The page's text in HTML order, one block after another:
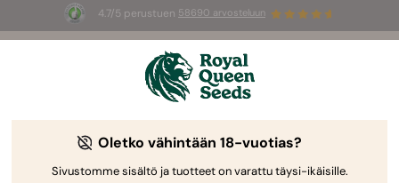
4.7/5 perustuen 58690 arvosteluun
3 White Widow Auto mag
Oletko vähintään 18-vuotias?
Sivustomme sisältö ja tuotteet on varattu täysi-ikäisille.